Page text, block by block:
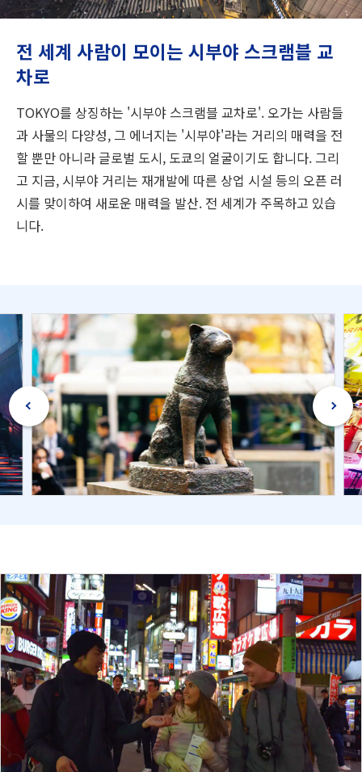
닫기
전 세계 사람이 모이는 시부야 스크램블 교
차로
TOKYO를 상징하는 '시부야 스크램블 교차로'. 오가는 사람들
과 사물의 다양성, 그 에너지는 '시부야'라는 거리의 매력을 전
할 뿐만 아니라 글로벌 도시, 도쿄의 얼굴이기도 합니다. 그리
고 지금, 시부야 거리는 재개발에 따른 상업 시설 등의 오픈 러
시를 맞이하여 새로운 매력을 발산. 전 세계가 주목하고 있습
니다.